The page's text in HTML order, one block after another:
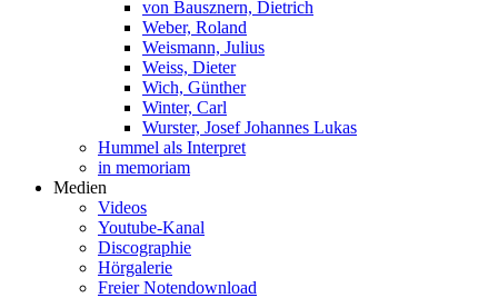
von Bausznern, Dietrich
Weber, Roland
Weismann, Julius
Weiss, Dieter
Wich, Günther
Winter, Carl
Wurster, Josef Johannes Lukas
Hummel als Interpret
in memoriam
Medien
Videos
Youtube-Kanal
Discographie
Hörgalerie
Freier Notendownload